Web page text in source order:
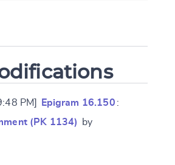
PM] Epigram 16.150 :
(PK 1134)
by